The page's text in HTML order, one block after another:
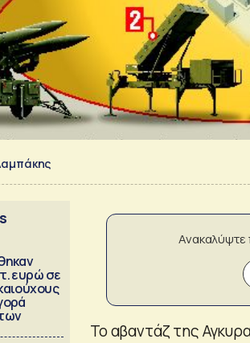
ευρώ σε
Το αβαντάζ της